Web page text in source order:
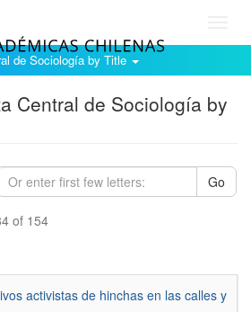
de Sociología by Title
Central de Sociología by
Go
of 154
activistas de hinchas en las calles y